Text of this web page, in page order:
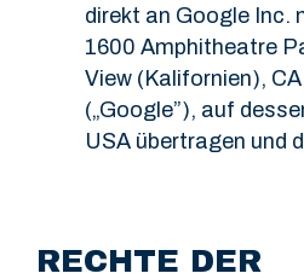
direkt an Google Inc.
1600 Amphitheatre
View (Kalifornien),
(„Google”), auf
USA übertragen und
RECHTE DER